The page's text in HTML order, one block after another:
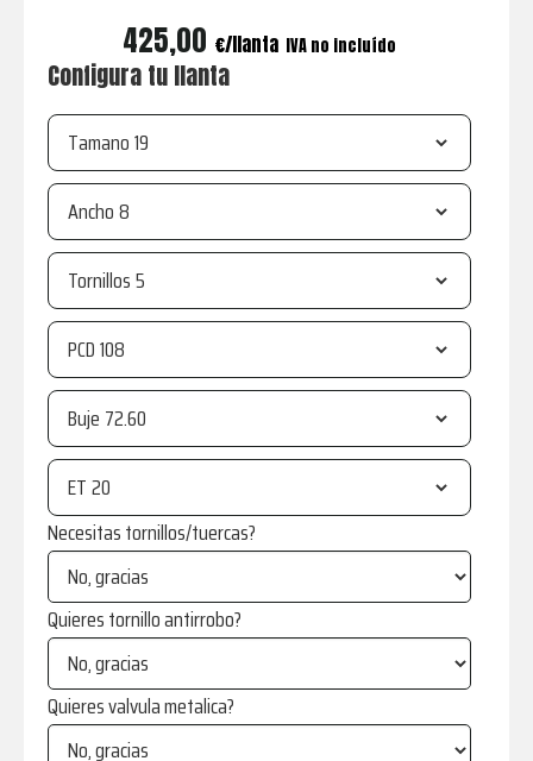
425,00 € IVA no incluído
Configura tu llanta
Tamano
Ancho
Tornillos
PCD
Buje
ET
Necesitas tornillos/tuercas?
Quieres tornillo antirrobo?
Quieres valvula metalica?